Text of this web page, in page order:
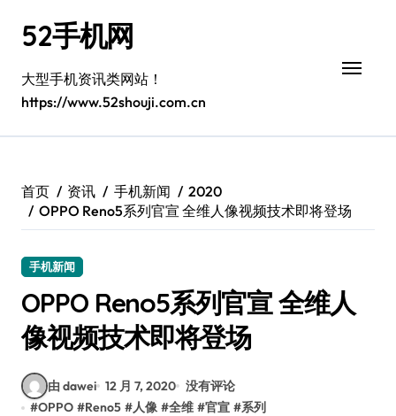
52手机网
大型手机资讯类网站！
https://www.52shouji.com.cn
首页 资讯 手机新闻
2020
OPPO Reno5系列官宣 全维人像视频技术即将登场
手机新闻
OPPO Reno5系列官宣 全维人
像视频技术即将登场
由 dawei 12 月 7, 2020 没有评论
#OPPO #Reno5 #人像 #全维 #官宣 #系列